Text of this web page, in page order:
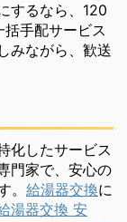
するなら、120
括手配サービス
みながら、歓送
化したサービス
門家で、安心の
。 給湯器交換に
湯器交換 安